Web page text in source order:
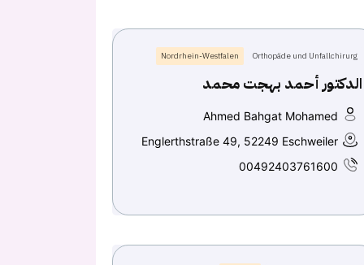
Orthopäde und Unfallchirurg
Nordrhein-Westfalen
الدكتور أحمد بهجت محمد
Ahmed Bahgat Mohamed
Englerthstraße 49, 52249 Eschweiler
00492403761600